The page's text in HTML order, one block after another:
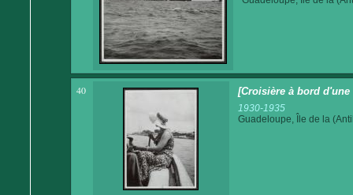
40 [Croisière à bord d'une
1930-1935
Guadeloupe, Île de la